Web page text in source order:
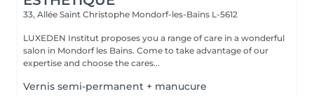
33, Allée Saint Christophe Mondorf-les-Bains L-5612
LUXEDEN Institut proposes you a range of care in a wonderful
salon in Mondorf les Bains. Come to take advantage of our
expertise and choose the cares...
Vernis semi-permanent + manucure